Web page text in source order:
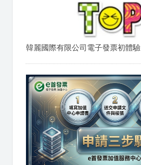
韓麗國際有限公司電子發票初體驗